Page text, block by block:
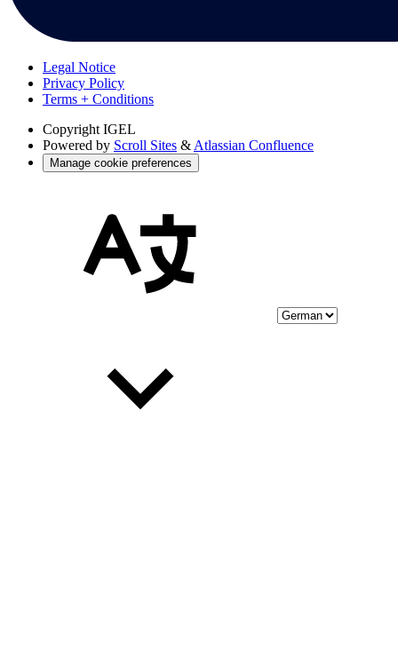
Legal Notice
Privacy Policy
Terms + Conditions
Copyright IGEL
Powered by Scroll Sites & Atlassian Confluence
Manage cookie preferences